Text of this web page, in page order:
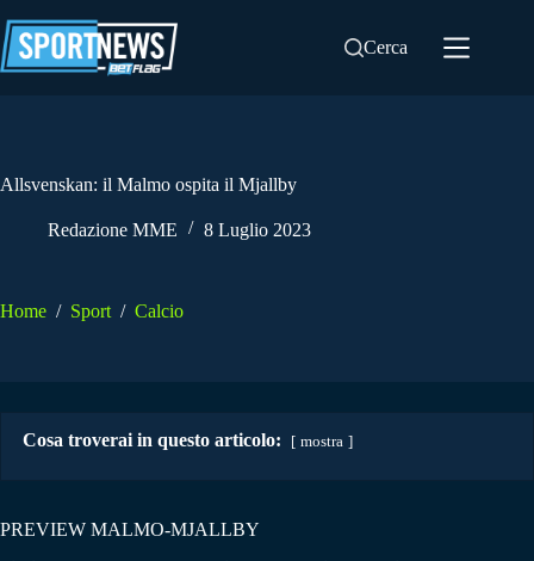
al
contenuto
Cerca
Allsvenskan: il Malmo ospita il Mjallby
Redazione MME 8 Luglio 2023
Home / Sport / Calcio
Cosa troverai in questo articolo: mostra
PREVIEW MALMO-MJALLBY